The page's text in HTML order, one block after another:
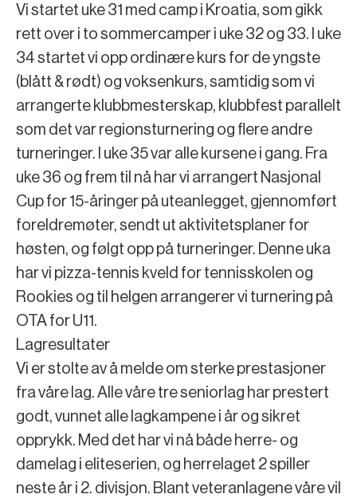
Vi startet uke 31 med camp i Kroatia, som gikk
rett over i to sommercamper i uke 32 og 33. I uke
34 startet vi opp ordinære kurs for de yngste
(blått & rødt) og voksenkurs, samtidig som vi
arrangerte klubbmesterskap, klubbfest parallelt
som det var regionsturnering og flere andre
turneringer. I uke 35 var alle kursene i gang. Fra
uke 36 og frem til nå har vi arrangert Nasjonal
Cup for 15-åringer på uteanlegget, gjennomført
foreldremøter, sendt ut aktivitetsplaner for
høsten, og følgt opp på turneringer. Denne uka
har vi pizza-tennis kveld for tennisskolen og
Rookies og til helgen arrangerer vi turnering på
OTA for U11.
Lagresultater
Vi er stolte av å melde om sterke prestasjoner
fra våre lag. Alle våre tre seniorlag har prestert
godt, vunnet alle lagkampene i år og sikret
opprykk. Med det har vi nå både herre- og
damelag i eliteserien, og herrelaget 2 spiller
neste år i 2. divisjon. Blant veteranlagene våre vil